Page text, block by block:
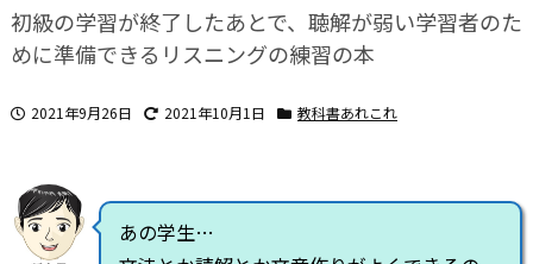
初級の学習が終了したあとで、聴解が弱い学習者のた
めに準備できるリスニングの練習の本
2021年9月26日 2021年10月1日 教科書あれこれ
あの学生…